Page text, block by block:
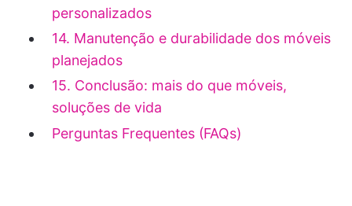
personalizados
14. Manutenção e durabilidade dos móveis
planejados
15. Conclusão: mais do que móveis,
soluções de vida
Perguntas Frequentes (FAQs)